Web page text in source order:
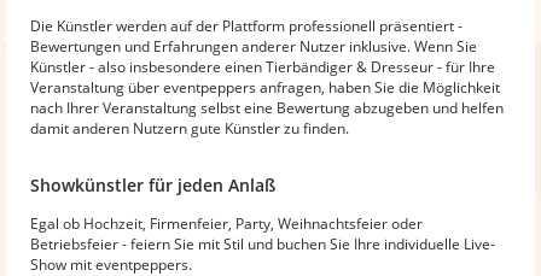
Die Künstler werden auf der Plattform professionell präsentiert -
Bewertungen und Erfahrungen anderer Nutzer inklusive. Wenn Sie
Künstler - also insbesondere einen Tierbändiger & Dresseur - für Ihre
Veranstaltung über eventpeppers anfragen, haben Sie die Möglichkeit
nach Ihrer Veranstaltung selbst eine Bewertung abzugeben und helfen
damit anderen Nutzern gute Künstler zu finden.
Showkünstler für jeden Anlaß
Egal ob Hochzeit, Firmenfeier, Party, Weihnachtsfeier oder
Betriebsfeier - feiern Sie mit Stil und buchen Sie Ihre individuelle Live-
Show mit eventpeppers.